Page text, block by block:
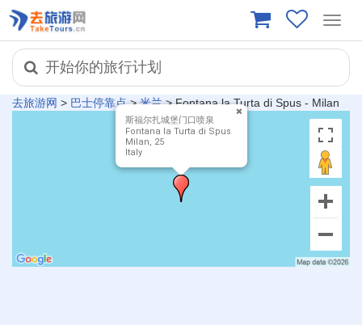
开始你的旅行计划
去旅游网 > 巴士停靠点> 米兰> Fontana la Turta di Spus - Milan
斯福尔扎城堡门口喷泉
Fontana la Turta di Spus
Milan, 25
Italy